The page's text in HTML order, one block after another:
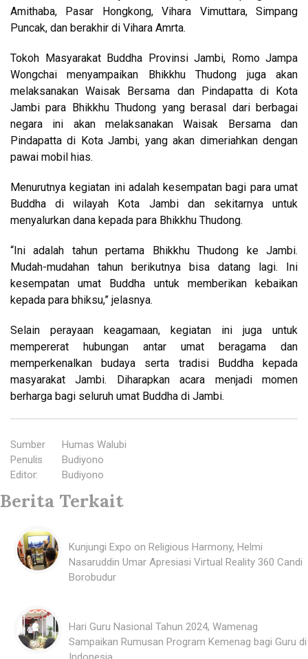
Amithaba, Pasar Hongkong, Vihara Vimuttara, Simpang
Puncak, dan berakhir di Vihara Amrta.
Tokoh Masyarakat Buddha Provinsi Jambi, Romo Jampa
Wongchai menyampaikan Bhikkhu Thudong juga akan
melaksanakan Waisak Bersama dan Pindapatta di Kota
Jambi para Bhikkhu Thudong yang berasal dari berbagai
negara ini akan melaksanakan Waisak Bersama dan
Pindapatta di Kota Jambi, yang akan dimeriahkan dengan
pawai mobil hias.
Menurutnya kegiatan ini adalah kesempatan bagi para umat
Buddha di wilayah Kota Jambi dan sekitarnya untuk
menyalurkan dana kepada para Bhikkhu Thudong.
“Ini adalah tahun pertama Bhikkhu Thudong ke Jambi.
Mudah-mudahan tahun berikutnya bisa datang lagi. Ini
kesempatan umat Buddha untuk memberikan kebaikan
kepada para bhiksu,” jelasnya.
Selain perayaan keagamaan, kegiatan ini juga untuk
mempererat hubungan antar umat beragama dan
memperkenalkan budaya serta tradisi Buddha kepada
masyarakat Jambi. Diharapkan acara menjadi momen
berharga bagi seluruh umat Buddha di Jambi.
Sumber
:
Humas Walubi
Penulis
:
Budiyono
Editor: Budiyono
Berita Terkait
Kunjungi Expo on Religious Harmony, Helmi
Nasaruddin Umar Apresiasi Virtual Reality 360 Candi
Borobudur
Hari Guru Nasional Tahun 2024, Wamenag
Sampaikan Rumusan Program Kemenag bagi Guru di